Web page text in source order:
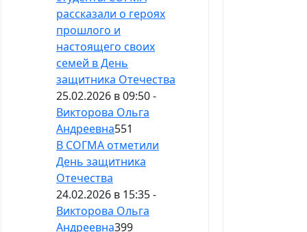
рассказали о героях
прошлого и
настоящего своих
семей в День
защитника Отечества
25.02.2026 в 09:50 -
Викторова Ольга
Андреевна551
В СОГМА отметили
День защитника
Отечества
24.02.2026 в 15:35 -
Викторова Ольга
Андреевна399